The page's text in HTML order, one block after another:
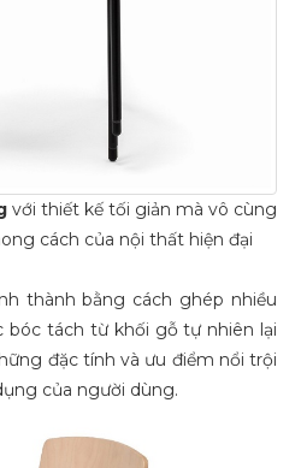
với thiết kế tối giản mà vô cùng
cách của nội thất hiện đại
thành bằng cách ghép nhiều
tách từ khối gỗ tự nhiên lại
đặc tính và ưu điểm nổi trội
của người dùng.